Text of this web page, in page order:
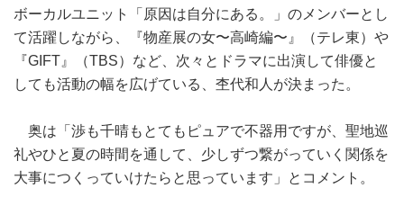
ボーカルユニット「原因は自分にある。」のメンバーとし
て活躍しながら、『物産展の女〜高崎編〜』（テレ東）や
『GIFT』（TBS）など、次々とドラマに出演して俳優と
しても活動の幅を広げている、杢代和人が決まった。
奥は「渉も千晴もとてもピュアで不器用ですが、聖地巡
礼やひと夏の時間を通して、少しずつ繋がっていく関係を
大事につくっていけたらと思っています」とコメント。